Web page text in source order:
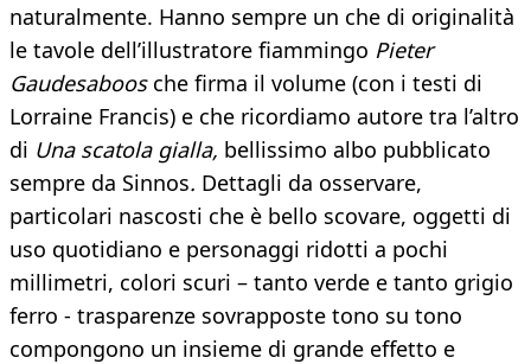
naturalmente. Hanno sempre un che di originalità
le tavole dell’illustratore fiammingo Pieter
Gaudesaboos che firma il volume (con i testi di
Lorraine Francis) e che ricordiamo autore tra l’altro
di Una scatola gialla, bellissimo albo pubblicato
sempre da Sinnos. Dettagli da osservare,
particolari nascosti che è bello scovare, oggetti di
uso quotidiano e personaggi ridotti a pochi
millimetri, colori scuri – tanto verde e tanto grigio
ferro - trasparenze sovrapposte tono su tono
compongono un insieme di grande effetto e